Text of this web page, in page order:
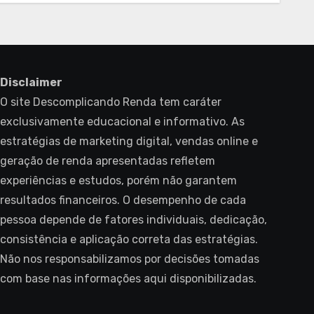
Disclaimer
O site Descomplicando Renda tem caráter
exclusivamente educacional e informativo. As
estratégias de marketing digital, vendas online e
geração de renda apresentadas refletem
experiências e estudos, porém não garantem
resultados financeiros. O desempenho de cada
pessoa depende de fatores individuais, dedicação,
consistência e aplicação correta das estratégias.
Não nos responsabilizamos por decisões tomadas
com base nas informações aqui disponibilizadas.